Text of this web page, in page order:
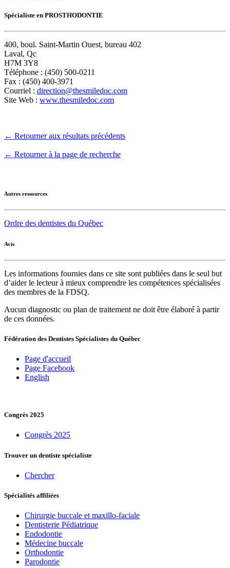
Spécialiste en PROSTHODONTIE
400, boul. Saint-Martin Ouest, bureau 402
Laval, Qc
H7M 3Y8
Téléphone : (450) 500-0211
Fax : (450) 400-3971
Courriel : direction@thesmiledoc.com
Site Web : www.thesmiledoc.com
← Retourner aux résultats précédents
← Retourner à la page de recherche
Autres ressources
Ordre des dentistes du Québec
Avis
Les informations fournies dans ce site sont publiées dans le seul but
d’aider le lecteur à mieux comprendre les compétences spécialisées
des membres de la FDSQ.
Aucun diagnostic ou plan de traitement ne doit être élaboré à partir
de ces données.
Fédération des Dentistes Spécialistes du Québec
Page d'accueil
Page Facebook
English
Congrès 2025
Congrès 2025
Trouver un dentiste spécialiste
Chercher
Spécialités affiliées
Chirurgie buccale et maxillo-faciale
Dentisterie Pédiatrique
Endodontie
Médecine buccale
Orthodontie
Parodontie